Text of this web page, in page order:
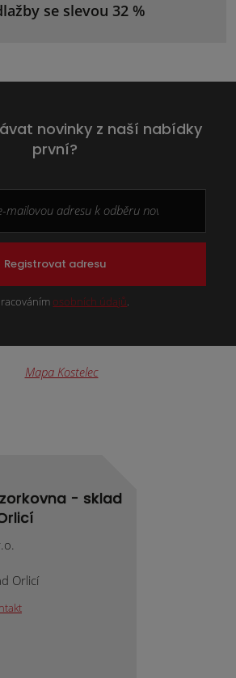
se slevou 32 %
novinky z naší nabídky
první?
Registrovat adresu
osobních údajů.
- sklad
Orlicí